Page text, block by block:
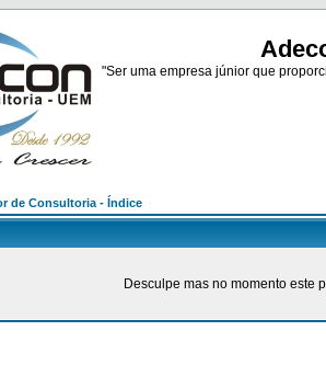
"Ser uma empresa júnior que
de Consultoria - Índice
Desculpe mas no momento este